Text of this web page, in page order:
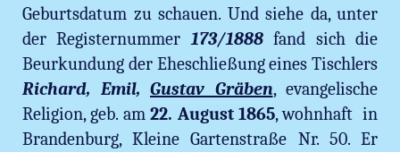
Geburtsdatum zu schauen. Und siehe da, unter
der Registernummer173/1888fand sich die
Beurkundung der Eheschließung eines Tischlers
Richard, Emil, Gustav Gräben, evangelische
Religion, geb. am22. August 1865, wohnhaft in
Brandenburg, Kleine Gartenstraße Nr. 50. Er